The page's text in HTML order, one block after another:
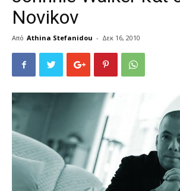
Novikov
Από Athina Stefanidou - Δεκ 16, 2010